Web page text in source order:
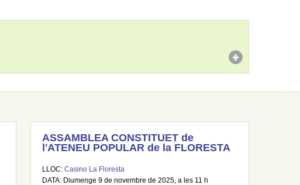
ASSAMBLEA CONSTITUET de
l'ATENEU POPULAR de la FLORESTA
LLOC: Casino La Floresta
DATA: Diumenge 9 de novembre de 2025, a les 11 h